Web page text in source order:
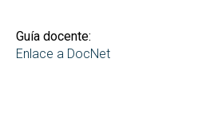
Guía docente:
Enlace a DocNet